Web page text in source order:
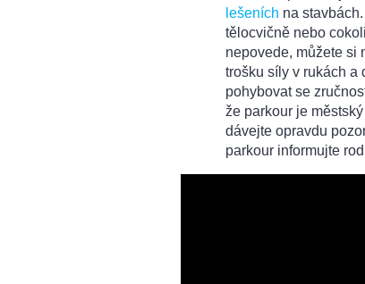
lešeních na
tělocvičně nebo
nepovede, můžete si
trošku síly v rukách a
pohybovat se
že parkour je
dávejte opravdu
parkour informujte